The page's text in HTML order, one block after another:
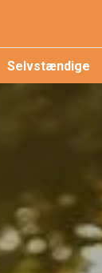
Selvstændige